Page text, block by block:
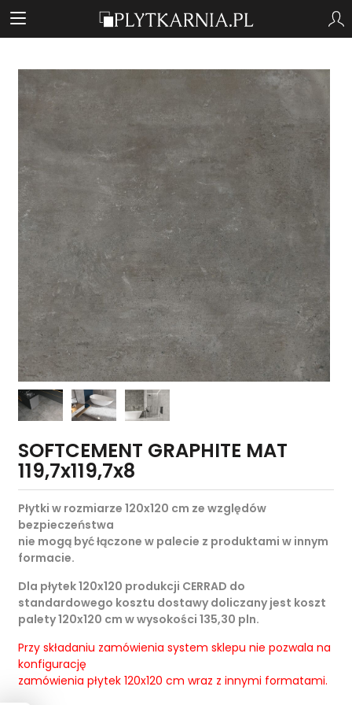
SOFTCEMENT GRAPHITE MAT
119,7x119,7x8
Płytki w rozmiarze 120x120 cm ze względów
bezpieczeństwa
nie mogą być łączone w palecie z produktami w innym
formacie.
Dla płytek 120x120 produkcji CERRAD do
standardowego kosztu dostawy doliczany jest koszt
palety 120x120 cm w wysokości 135,30 pln.
Przy składaniu zamówienia system sklepu nie pozwala na
konfigurację
zamówienia płytek 120x120 cm wraz z innymi formatami.